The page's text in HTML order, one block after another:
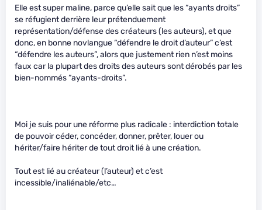
Elle est super maline, parce qu’elle sait que les “ayants droits”
se réfugient derrière leur prétenduement
représentation/défense des créateurs (les auteurs), et que
donc, en bonne novlangue “défendre le droit d’auteur” c’est
“défendre les auteurs”, alors que justement rien n’est moins
faux car la plupart des droits des auteurs sont dérobés par les
bien-nommés “ayants-droits”.
Moi je suis pour une réforme plus radicale : interdiction totale
de pouvoir céder, concéder, donner, prêter, louer ou
hériter/faire hériter de tout droit lié à une création.
Tout est lié au créateur (l’auteur) et c’est
incessible/inaliénable/etc…